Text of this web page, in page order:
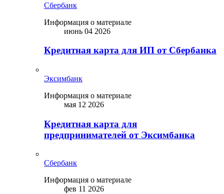
Сбербанк
Информация о материале
июнь 04 2026
Кредитная карта для ИП от Сбербанка
Эксимбанк
Информация о материале
мая 12 2026
Кредитная карта для
предпринимателей от Эксимбанка
Сбербанк
Информация о материале
фев 11 2026